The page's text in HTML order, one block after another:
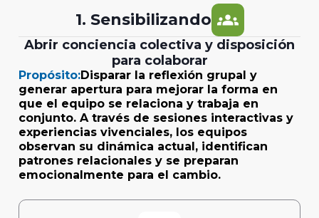
1. Sensibilizando groups
Abrir conciencia colectiva y disposición
para colaborar
Propósito:Disparar la reflexión grupal y
generar apertura para mejorar la forma en
que el equipo se relaciona y trabaja en
conjunto. A través de sesiones interactivas y
experiencias vivenciales, los equipos
observan su dinámica actual, identifican
patrones relacionales y se preparan
emocionalmente para el cambio.